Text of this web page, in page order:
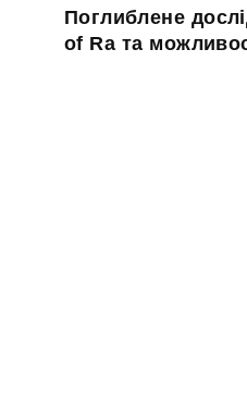
Поглиблене
of Ra та